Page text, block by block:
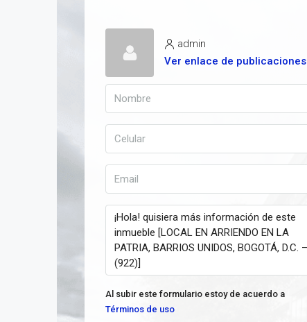
admin
Ver enlace de publicaciones
Al subir este formulario estoy de acuerdo a
Términos de uso